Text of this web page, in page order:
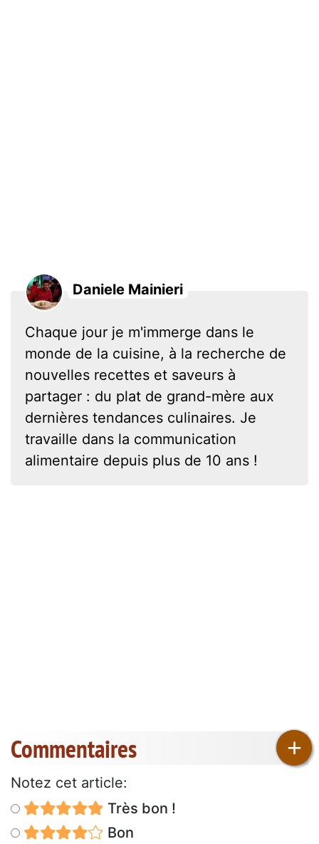
Daniele Mainieri
Chaque jour je m'immerge dans le
monde de la cuisine, à la recherche de
nouvelles recettes et saveurs à
partager : du plat de grand-mère aux
dernières tendances culinaires. Je
travaille dans la communication
alimentaire depuis plus de 10 ans !
Commentaires
Notez cet article:
Très bon !
Bon
+